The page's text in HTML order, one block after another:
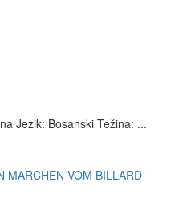
Jezik: Bosanski Težina: ...